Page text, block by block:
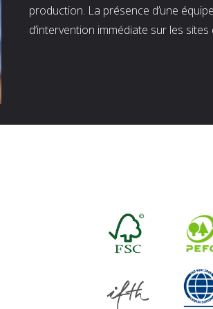
production. La présence d’une
d’intervention immédiate sur les